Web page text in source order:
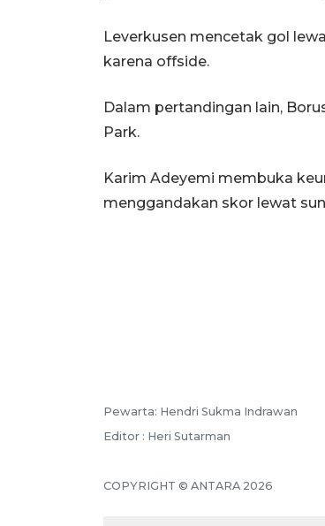
Leverkusen mencetak gol
karena offside.
Dalam pertandingan lain,
Park.
Karim Adeyemi membuka
menggandakan skor lewat
Pewarta: Hendri Sukma Indrawan
Editor : Heri Sutarman
COPYRIGHT © ANTARA 2026